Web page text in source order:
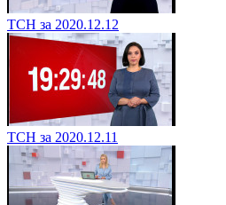
ТСН за 2020.12.12
ТСН за 2020.12.11